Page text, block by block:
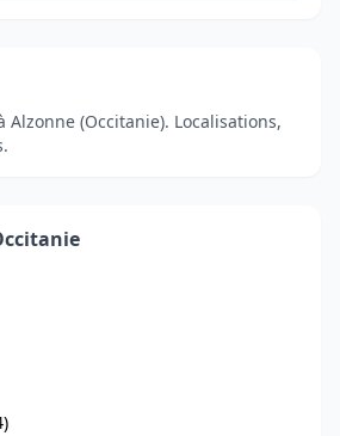
Alzonne (Occitanie). Localisations,